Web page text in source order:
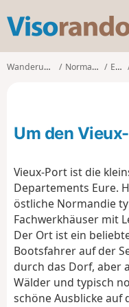
Wanderungen Normandie Eure
Um den
Vieux-Port ist die
Departements Eure.
östliche Normandie
Fachwerkhäuser mit
Der Ort ist ein
Bootsfahrer auf der
durch das Dorf, aber
Wälder und typisch
schöne Ausblicke auf